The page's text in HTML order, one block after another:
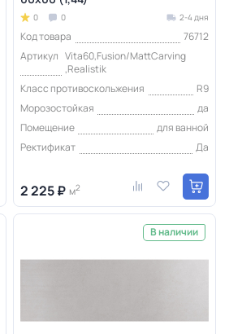
0 0 2-4 дня
Код товара
76712
Артикул Vita60,Fusion/MattCarving
,Realistik
Класс противоскольжения
R9
Морозостойкая
да
Помещение
для ванной
Ректификат
Да
2 225 ₽ м2
В наличии